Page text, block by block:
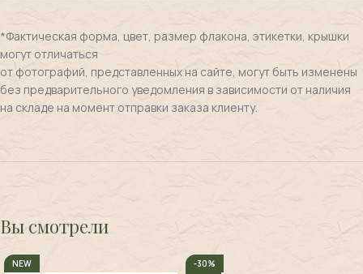
*Фактическая форма, цвет, размер флакона, этикетки, крышки
могут отличаться
от фотографий, представленных на сайте, могут быть изменены
без предварительного уведомления в зависимости от наличия
на складе на момент отправки заказа клиенту.
Вы смотрели
NEW
-30%